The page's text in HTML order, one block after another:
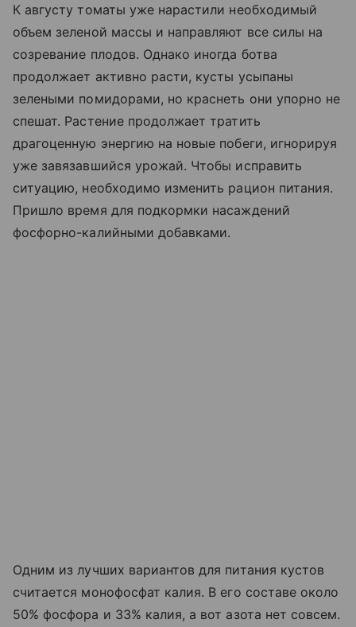
К августу томаты уже нарастили необходимый
объем зеленой массы и направляют все силы на
созревание плодов. Однако иногда ботва
продолжает активно расти, кусты усыпаны
зелеными помидорами, но краснеть они упорно не
спешат. Растение продолжает тратить
драгоценную энергию на новые побеги, игнорируя
уже завязавшийся урожай. Чтобы исправить
ситуацию, необходимо изменить рацион питания.
Пришло время для подкормки насаждений
фосфорно-калийными добавками.
Одним из лучших вариантов для питания кустов
считается монофосфат калия. В его составе около
50% фосфора и 33% калия, а вот азота нет совсем.